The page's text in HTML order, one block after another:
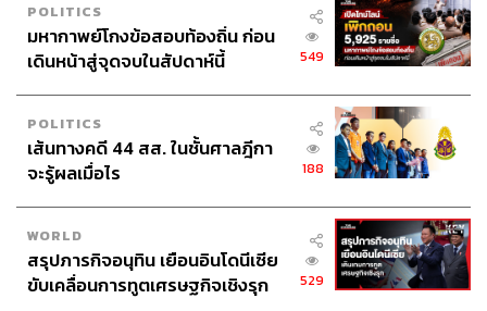
POLITICS
มหากาพย์โกงข้อสอบท้องถิ่น ก่อน
เดินหน้าสู่จุดจบในสัปดาห์นี้
549
POLITICS
เส้นทางคดี 44 สส. ในชั้นศาลฎีกา
จะรู้ผลเมื่อไร
188
WORLD
สรุปภารกิจอนุทิน เยือนอินโดนีเซีย
ขับเคลื่อนการทูตเศรษฐกิจเชิงรุก
529